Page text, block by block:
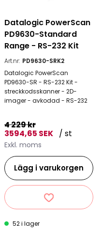
Datalogic PowerScan
PD9630-Standard
Range - RS-232 Kit
Art.nr: PD9630-SRK2
Datalogic PowerScan
PD9630-SR - RS-232 Kit -
streckkodsskanner - 2D-
imager - avkodad - RS-232
4 229 kr
3594,65 SEK / st
Exkl. moms
Lägg i varukorgen
52 i lager